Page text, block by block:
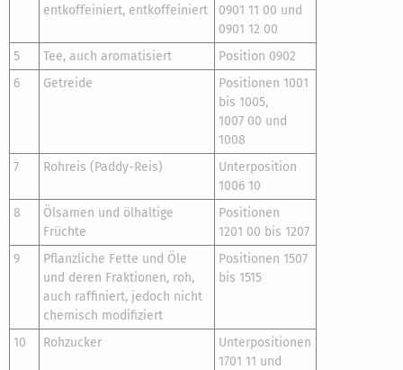
entkoffeiniert, entkoffeiniert
0901 11 00 und
0901 12 00
5
Tee, auch aromatisiert
Position 0902
6
Getreide
Positionen 1001
bis 1005,
1007 00 und
1008
7
Rohreis (Paddy-Reis)
Unterposition
1006 10
8
Ölsamen und ölhaltige
Früchte
Positionen
1201 00 bis 1207
9
Pflanzliche Fette und Öle
und deren Fraktionen, roh,
auch raffiniert, jedoch nicht
chemisch modifiziert
Positionen 1507
bis 1515
10 Rohzucker
Unterpositionen
1701 11 und